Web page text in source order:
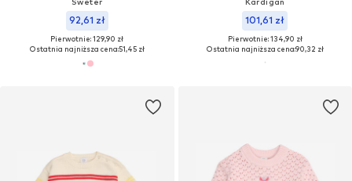
92,61 zł
Pierwotnie: 129,90 zł
Ostatnia najniższa cena:51,45 zł
101,61 zł
Pierwotnie: 134,90 zł
Ostatnia najniższa cena:90,32 zł